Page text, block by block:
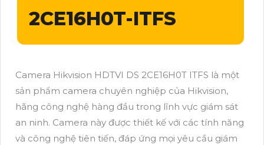
2CE16H0T-ITFS
Camera Hikvision HDTVI DS 2CE16H0T ITFS là một
sản phẩm camera chuyên nghiệp của Hikvision,
hãng công nghệ hàng đầu trong lĩnh vực giám sát
an ninh. Camera này được thiết kế với các tính năng
và công nghệ tiên tiến, đáp ứng mọi yêu cầu giám